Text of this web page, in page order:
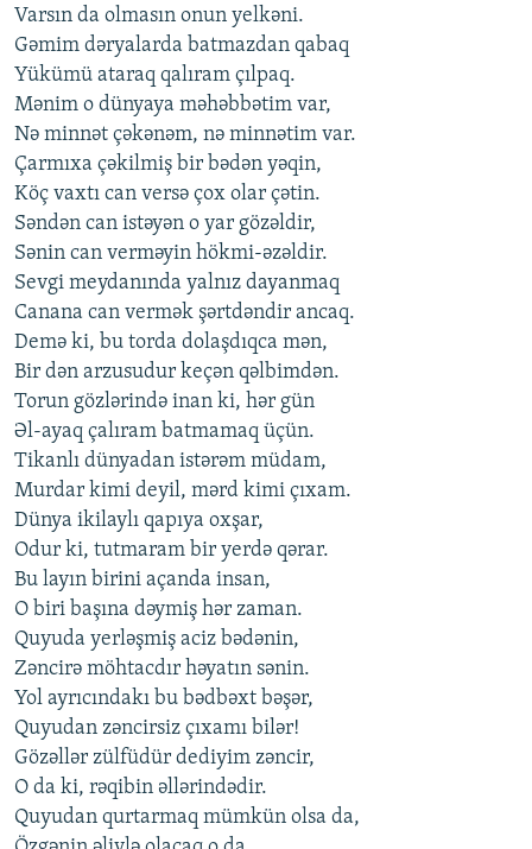
Varsın da olmasın onun yelkəni.
Gəmim dəryalarda batmazdan qabaq
Yükümü ataraq qalıram çılpaq.
Mənim o dünyaya məhəbbətim var,
Nə minnət çəkənəm, nə minnətim var.
Çarmıxa çəkilmiş bir bədən yəqin,
Köç vaxtı can versə çox olar çətin.
Səndən can istəyən o yar gözəldir,
Sənin can verməyin hökmi-əzəldir.
Sevgi meydanında yalnız dayanmaq
Canana can vermək şərtdəndir ancaq.
Demə ki, bu torda dolaşdıqca mən,
Bir dən arzusudur keçən qəlbimdən.
Torun gözlərində inan ki, hər gün
Əl-ayaq çalıram batmamaq üçün.
Tikanlı dünyadan istərəm müdam,
Murdar kimi deyil, mərd kimi çıxam.
Dünya ikilaylı qapıya oxşar,
Odur ki, tutmaram bir yerdə qərar.
Bu layın birini açanda insan,
O biri başına dəymiş hər zaman.
Quyuda yerləşmiş aciz bədənin,
Zəncirə möhtacdır həyatın sənin.
Yol ayrıcındakı bu bədbəxt bəşər,
Quyudan zəncirsiz çıxamı bilər!
Gözəllər zülfüdür dediyim zəncir,
O da ki, rəqibin əllərindədir.
Quyudan qurtarmaq mümkün olsa da,